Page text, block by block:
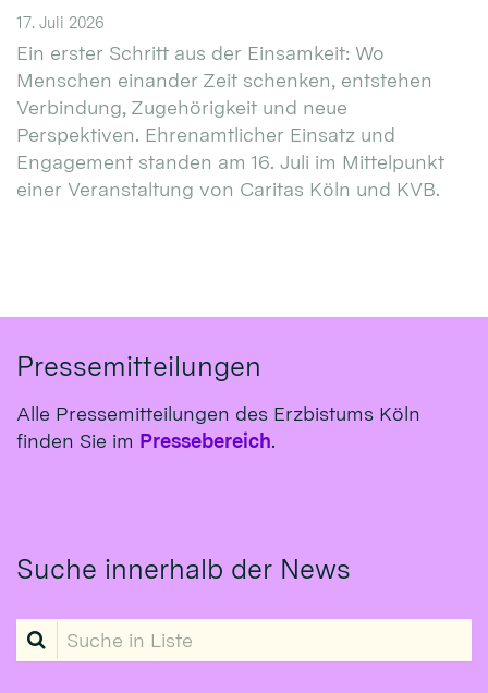
17. Juli 2026
Ein erster Schritt aus der Einsamkeit: Wo
Menschen einander Zeit schenken, entstehen
Verbindung, Zugehörigkeit und neue
Perspektiven. Ehrenamtlicher Einsatz und
Engagement standen am 16. Juli im Mittelpunkt
einer Veranstaltung von Caritas Köln und KVB.
Pressemitteilungen
Alle Pressemitteilungen des Erzbistums Köln
finden Sie im Pressebereich.
Suche innerhalb der News
Suche in Liste